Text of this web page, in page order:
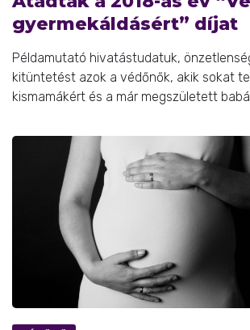
gyermekáldásért” díjat
Példamutató hivatástudatuk,
kitüntetést azok a védőnők, akik sokat
kismamákért és a már megszületett